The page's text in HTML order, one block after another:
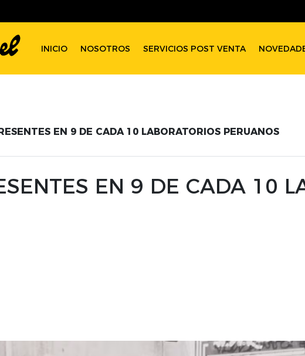
INICIO NOSOTROS SERVICIOS POST VENTA
EN 9 DE CADA 10 LABORATORIOS PERUANOS
EN 9 DE CADA 10